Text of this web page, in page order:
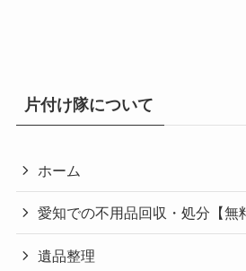
片付け隊について
ホーム
愛知での不用品回収・処分【無
遺品整理